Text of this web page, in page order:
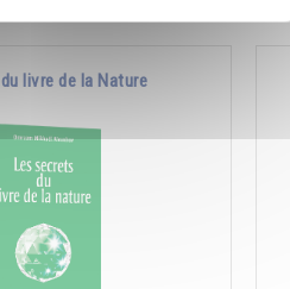
livre de la Nature